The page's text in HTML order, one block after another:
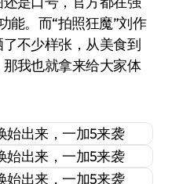
能。而“拍照狂魔”刘作
不少样张，从美食到
我也就拿来给大家体